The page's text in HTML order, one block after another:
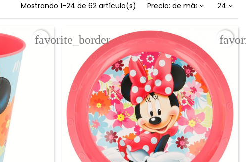
Mostrando 1-24 de 62 artículo(s) Precio: de más bajo a más
24
favorite_border